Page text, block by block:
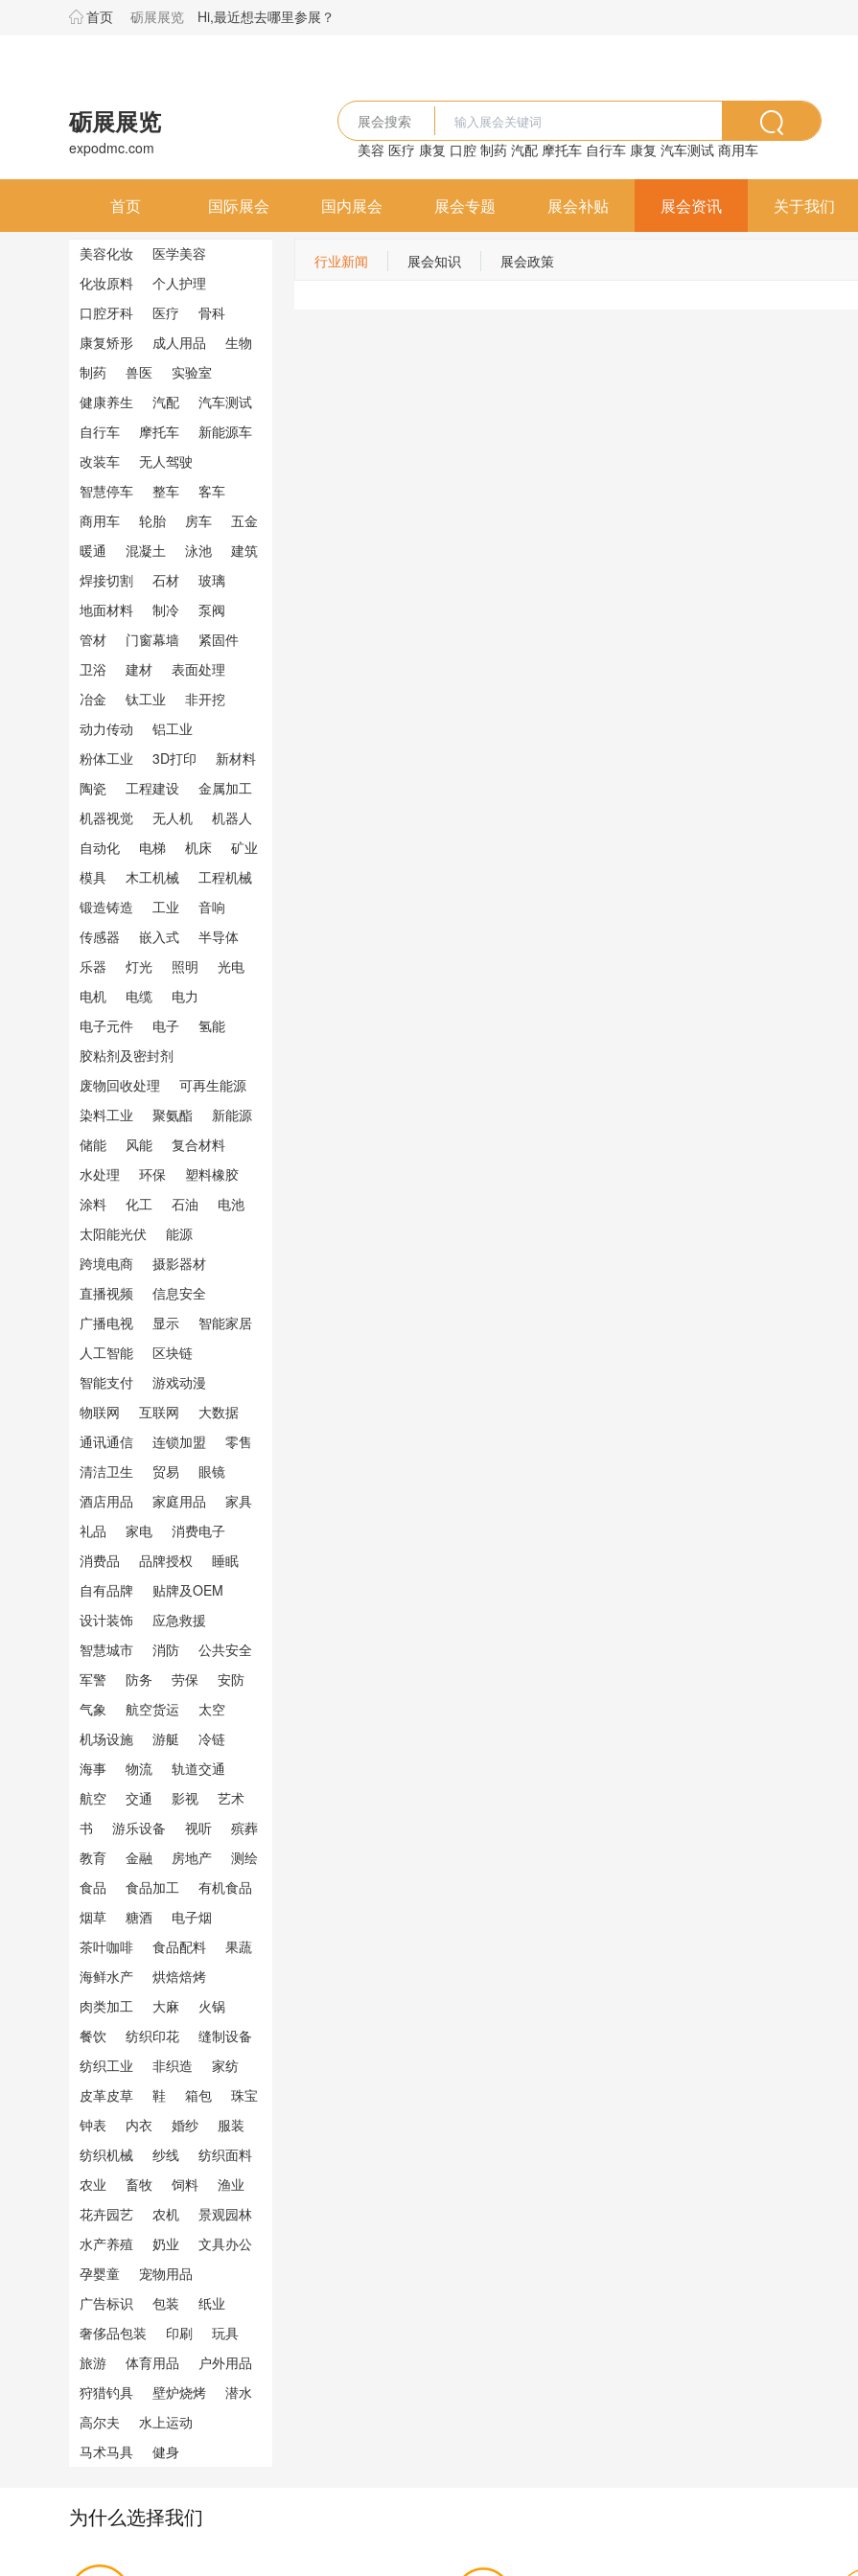
首页 砺展展览 Hi,最近想去哪里参展？
砺展展览
expodmc.com
展会搜索
美容 医疗 康复 口腔 制药 汽配 摩托车 自行车 康复 汽车测试 商用车
首页 国际展会 国内展会 展会专题 展会补贴 展会资讯 关于我们
美容化妆
医学美容
化妆原料
个人护理
口腔牙科
医疗
骨科
康复矫形
成人用品
生物
制药
兽医
实验室
健康养生
汽配
汽车测试
自行车
摩托车
新能源车
改装车
无人驾驶
智慧停车
整车
客车
商用车
轮胎 房车
五金
暖通
混凝土 泳池
建筑
焊接切割
石材
玻璃
地面材料
制冷
泵阀
管材
门窗幕墙
紧固件
卫浴
建材
表面处理
冶金
钛工业
非开挖
动力传动
铝工业
粉体工业
3D打印
新材料
陶瓷
工程建设
金属加工
机器视觉
无人机
机器人
自动化
电梯 机床
矿业
模具
木工机械
工程机械
锻造铸造
工业
音响
传感器
嵌入式
半导体
乐器
灯光 照明
光电
电机
电缆
电力
电子元件
电子
氢能
胶粘剂及密封剂
废物回收处理
可再生能源
染料工业
聚氨酯
新能源
储能
风能
复合材料
水处理
环保
塑料橡胶
涂料
化工 石油
电池
太阳能光伏
能源
跨境电商
摄影器材
直播视频
信息安全
广播电视
显示
智能家居
人工智能
区块链
智能支付
游戏动漫
物联网
互联网
大数据
通讯通信
连锁加盟
零售
清洁卫生
贸易
眼镜
酒店用品
家庭用品
家具
礼品
家电
消费电子
消费品
品牌授权
睡眠
自有品牌
贴牌及OEM
设计装饰
应急救援
智慧城市
消防
公共安全
军警
防务 劳保
安防
气象
航空货运
太空
机场设施
游艇
冷链
海事
物流
轨道交通
航空
交通 影视
艺术
书
游乐设备 视听
殡葬
教育
金融 房地产
测绘
食品
食品加工
有机食品
烟草
糖酒
电子烟
茶叶咖啡
食品配料
果蔬
海鲜水产
烘焙焙烤
肉类加工
大麻
火锅
餐饮
纺织印花
缝制设备
纺织工业
非织造
家纺
皮革皮草
鞋 箱包
珠宝
钟表
内衣 婚纱
服装
纺织机械
纱线
纺织面料
农业
畜牧 饲料
渔业
花卉园艺
农机
景观园林
水产养殖
奶业
文具办公
孕婴童
宠物用品
广告标识
包装
纸业
奢侈品包装
印刷
玩具
旅游
体育用品
户外用品
狩猎钓具
壁炉烧烤
潜水
高尔夫
水上运动
马术马具
健身
行业新闻 展会知识 展会政策
为什么选择我们